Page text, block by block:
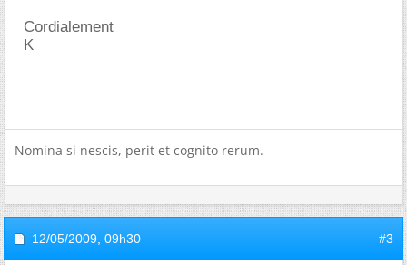
Cordialement
K
Nomina si nescis, perit et cognito rerum.
12/05/2009, 09h30 #3